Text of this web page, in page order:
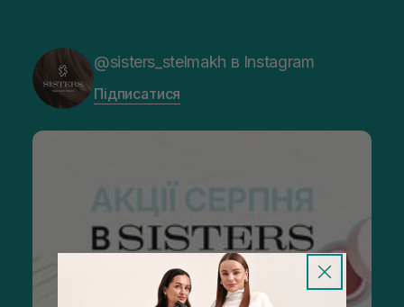
@sisters_stelmakh в Instagram
Підписатися